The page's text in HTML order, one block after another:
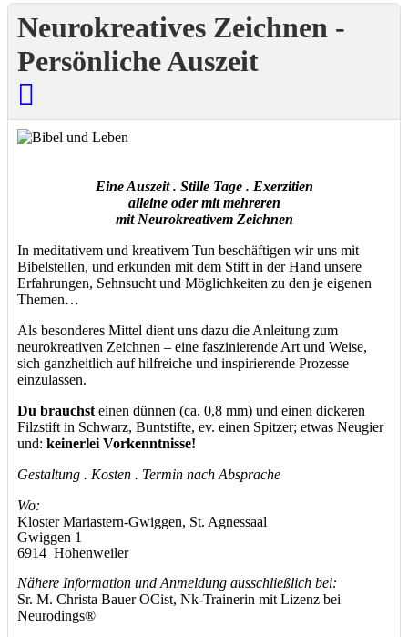
Neurokreatives Zeichnen -
Persönliche Auszeit
Eine Auszeit . Stille Tage . Exerzitien
alleine oder mit mehreren
mit Neurokreativem Zeichnen
In meditativem und kreativem Tun beschäftigen wir uns mit
Bibelstellen, und erkunden mit dem Stift in der Hand unsere
Erfahrungen, Sehnsucht und Möglichkeiten zu den je eigenen
Themen…
Als besonderes Mittel dient uns dazu die Anleitung zum
neurokreativen Zeichnen – eine faszinierende Art und Weise,
sich ganzheitlich auf hilfreiche und inspirierende Prozesse
einzulassen.
Du brauchst einen dünnen (ca. 0,8 mm) und einen dickeren
Filzstift in Schwarz, Buntstifte, ev. einen Spitzer; etwas Neugier
und: keinerlei Vorkenntnisse!
Gestaltung . Kosten . Termin nach Absprache
Wo:
Kloster Mariastern-Gwiggen, St. Agnessaal
Gwiggen 1
6914 Hohenweiler
Nähere Information und Anmeldung ausschließlich bei:
Sr. M. Christa Bauer OCist, Nk-Trainerin mit Lizenz bei
Neurodings®